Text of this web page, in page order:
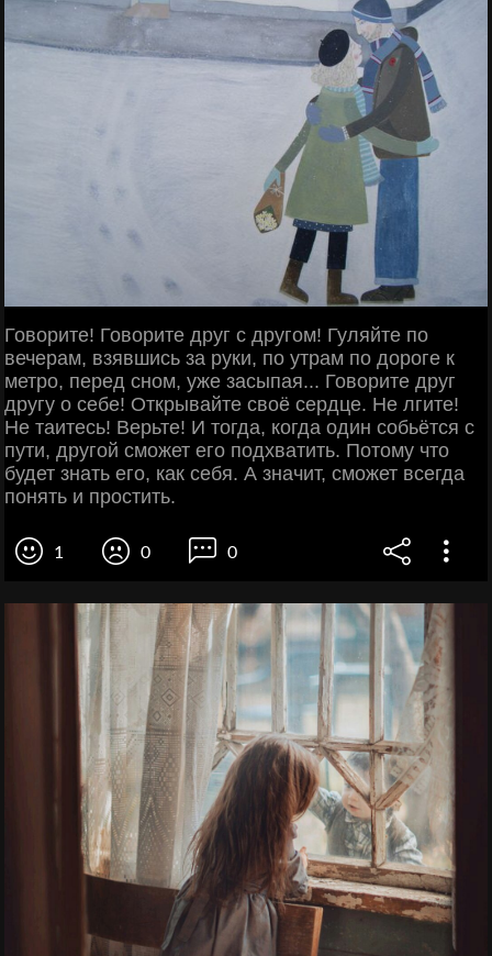
Говорите! Говорите друг с другом! Гуляйте по
вечерам, взявшись за руки, по утрам по дороге к
метро, перед сном, уже засыпая... Говорите друг
другу о себе! Открывайте своё сердце. Не лгите!
Не таитесь! Верьте! И тогда, когда один собьётся с
пути, другой сможет его подхватить. Потому что
будет знать его, как себя. А значит, сможет всегда
понять и простить.
1 0 0